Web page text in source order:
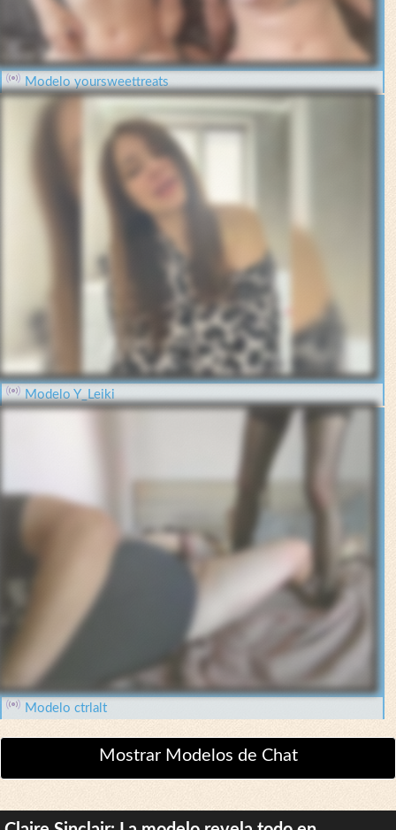
Modelo yoursweettreats
Modelo Y_Leiki
Modelo ctrlalt
Mostrar Modelos de Chat